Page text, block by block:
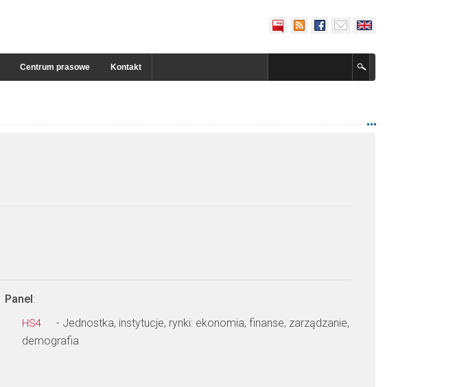
Centrum prasowe Kontakt
Panel:
HS4
- Jednostka, instytucje, rynki: ekonomia, finanse, zarządzanie,
demografia